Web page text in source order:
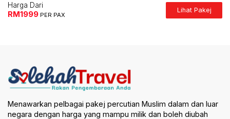
Harga Dari
RM1999 PER PAX
Lihat Pakej
Menawarkan pelbagai pakej percutian Muslim dalam dan luar
negara dengan harga yang mampu milik dan boleh diubah